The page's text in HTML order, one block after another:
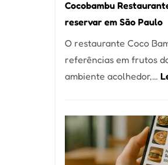
Cocobambu
reservar em São Paulo
O restaurante Coco
referências em frutos
ambiente acolhedor,…